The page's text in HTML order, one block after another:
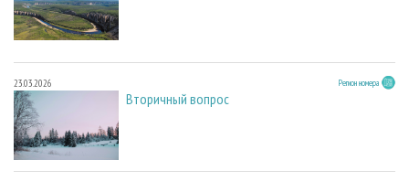
23.03.2026 Регион номера
Вторичный вопрос